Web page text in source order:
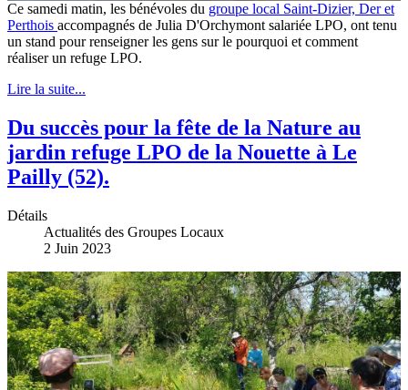
Ce samedi matin, les bénévoles du groupe local Saint-Dizier, Der et
Perthois accompagnés de Julia D'Orchymont salariée LPO, ont tenu
un stand pour renseigner les gens sur le pourquoi et comment
réaliser un refuge LPO.
Lire la suite...
Du succès pour la fête de la Nature au
jardin refuge LPO de la Nouette à Le
Pailly (52).
Détails
Actualités des Groupes Locaux
2 Juin 2023